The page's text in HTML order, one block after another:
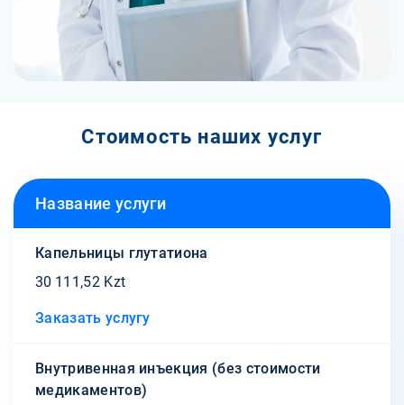
Стоимость наших услуг
Название услуги
Капельницы глутатиона
30 111,52 Kzt
Заказать услугу
Внутривенная инъекция (без стоимости
медикаментов)